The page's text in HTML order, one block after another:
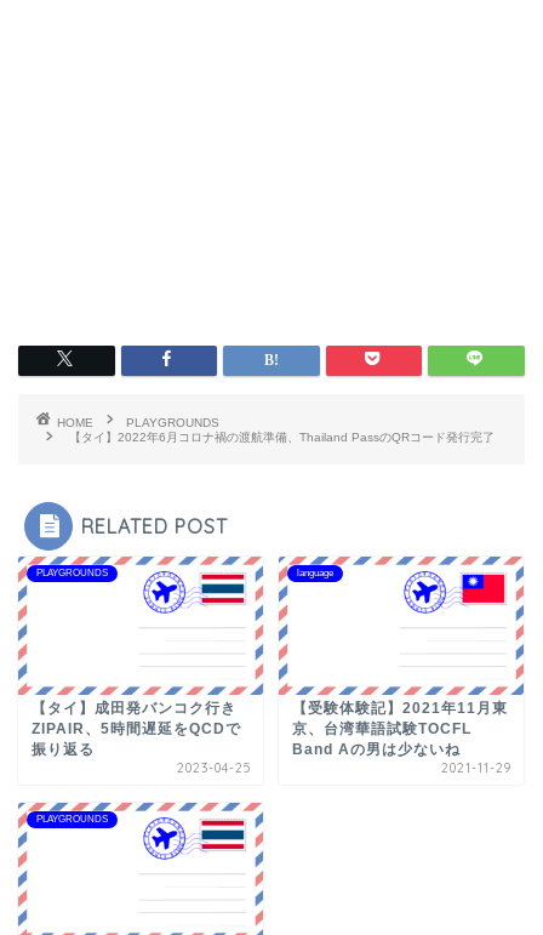
HOME
PLAYGROUNDS
【タイ】2022年6月コロナ禍の渡航準備、Thailand PassのQRコード発行完了
RELATED POST
PLAYGROUNDS
【タイ】成田発バンコク行き
ZIPAIR、5時間遅延をQCDで
振り返る
2023-04-25
language
【受験体験記】2021年11月東
京、台湾華語試験TOCFL
Band Aの男は少ないね
2021-11-29
PLAYGROUNDS